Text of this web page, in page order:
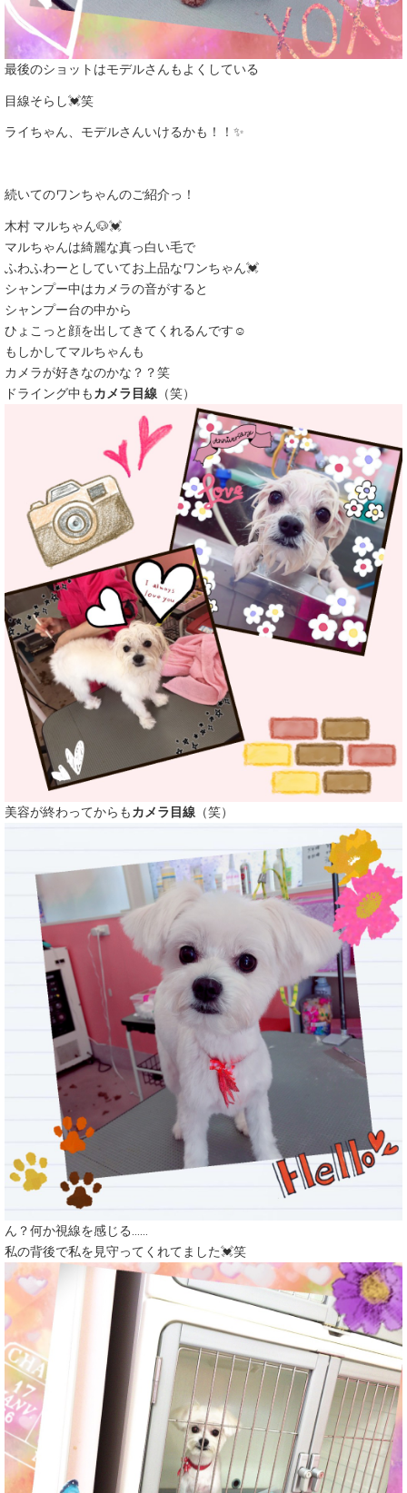
最後のショットはモデルさんもよくしている
目線そらし💓笑
ライちゃん、モデルさんいけるかも！！✨
続いてのワンちゃんのご紹介っ！
木村 マルちゃん🐶💓
マルちゃんは綺麗な真っ白い毛で
ふわふわーとしていてお上品なワンちゃん💓
シャンプー中はカメラの音がすると
シャンプー台の中から
ひょこっと顔を出してきてくれるんです☺
もしかしてマルちゃんも
カメラが好きなのかな？？笑
ドライング中もカメラ目線 （笑）
美容が終わってからもカメラ目線 （笑）
ん？何か視線を感じる……
私の背後で私を見守ってくれてました💓笑